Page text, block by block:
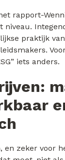
rapport-
niveau.
praktijk
iets anders.
en zeker voor